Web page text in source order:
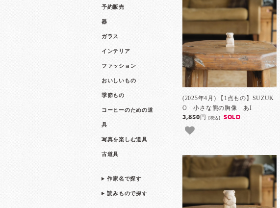
予約販売
器
ガラス
インテリア
ファッション
おいしいもの
季節もの
コーヒーのための道
具
写真を楽しむ道具
古道具
作家名で探す
読みもので探す
(2025年4月) 【1点もの】SUZUK
O 小さな熊の胸像 あI
3,850円[税込] SOLD